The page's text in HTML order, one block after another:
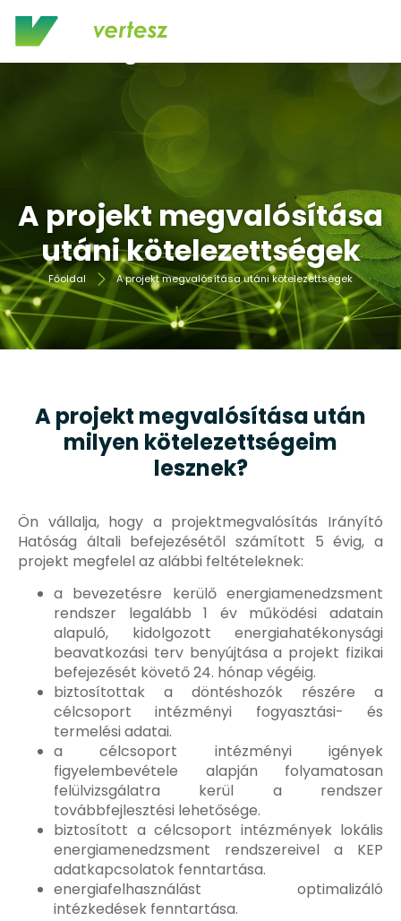
A projekt megvalósítása
utáni kötelezettségek
Főoldal A projekt megvalósítása utáni kötelezettségek
A projekt megvalósítása után
milyen kötelezettségeim
lesznek?
Ön vállalja, hogy a projektmegvalósítás Irányító
Hatóság általi befejezésétől számított 5 évig, a
projekt megfelel az alábbi feltételeknek:
a bevezetésre kerülő energiamenedzsment
rendszer legalább 1 év működési adatain
alapuló, kidolgozott energiahatékonysági
beavatkozási terv benyújtása a projekt fizikai
befejezését követő 24. hónap végéig.
biztosítottak a döntéshozók részére a
célcsoport intézményi fogyasztási- és
termelési adatai.
a célcsoport intézményi igények
figyelembevétele alapján folyamatosan
felülvizsgálatra kerül a rendszer
továbbfejlesztési lehetősége.
biztosított a célcsoport intézmények lokális
energiamenedzsment rendszereivel a KEP
adatkapcsolatok fenntartása.
energiafelhasználást optimalizáló
intézkedések fenntartása.